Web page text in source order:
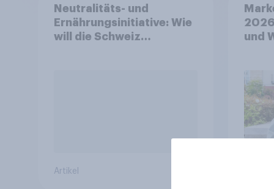
Neutralitäts- und
Ernährungsinitiative: Wie
will die Schweiz
Artikel
und